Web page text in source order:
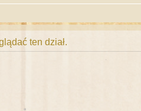
ten dział.